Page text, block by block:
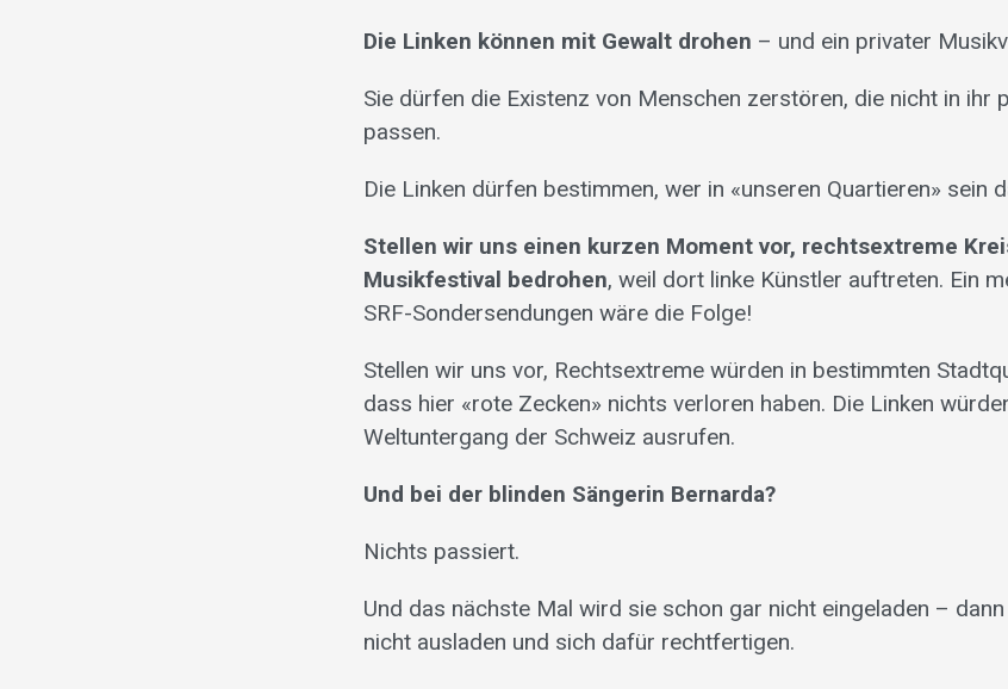
Die Linken können mit Gewalt drohen – und ein privater
Sie dürfen die Existenz von Menschen zerstören, die nicht in ihr
passen.
Die Linken dürfen bestimmen, wer in «unseren Quartieren» sein
Stellen wir uns einen kurzen Moment vor, rechtsextreme
Musikfestival bedrohen, weil dort linke Künstler auftreten. Ein
SRF-Sondersendungen wäre die Folge!
Stellen wir uns vor, Rechtsextreme würden in bestimmten
dass hier «rote Zecken» nichts verloren haben. Die Linken
Weltuntergang der Schweiz ausrufen.
Und bei der blinden Sängerin Bernarda?
Nichts passiert.
Und das nächste Mal wird sie schon gar nicht eingeladen –
nicht ausladen und sich dafür rechtfertigen.